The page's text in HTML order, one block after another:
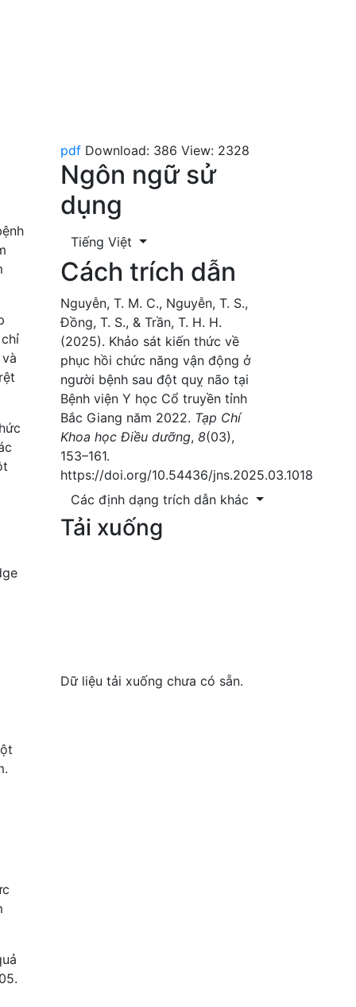
pdf Download: 386 View: 2328
Ngôn ngữ sử
dụng
Tiếng Việt
Cách trích dẫn
Nguyễn, T. M. C., Nguyễn, T. S.,
Đồng, T. S., & Trần, T. H. H.
(2025). Khảo sát kiến thức về
phục hồi chức năng vận động ở
người bệnh sau đột quỵ não tại
Bệnh viện Y học Cổ truyền tỉnh
Bắc Giang năm 2022. Tạp Chí
Khoa học Điều dưỡng, 8(03),
153–161.
https://doi.org/10.54436/jns.2025.03.1018
Các định dạng trích dẫn khác
Tải xuống
Dữ liệu tải xuống chưa có sẵn.